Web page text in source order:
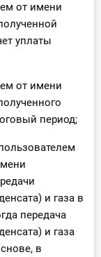
от имени
уплаты
от имени
период;
и газа в
передача
и газа
в